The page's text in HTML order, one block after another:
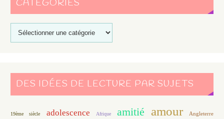
CATÉGORIES
DES IDÉES DE LECTURE PAR SUJETS
19ème siècle adolescence Afrique amitié amour Angleterre